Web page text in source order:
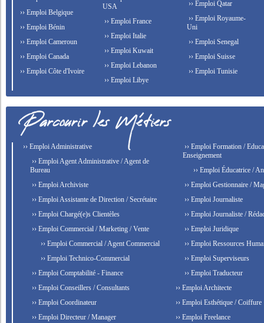
›› Emploi Belgique
›› Emploi Bénin
›› Emploi Cameroun
›› Emploi Canada
›› Emploi Côte d'Ivoire
USA
›› Emploi France
›› Emploi Italie
›› Emploi Kuwait
›› Emploi Lebanon
›› Emploi Libye
›› Emploi Qatar
›› Emploi Royaume-
Uni
›› Emploi Senegal
›› Emploi Suisse
›› Emploi Tunisie
›› Emploi Administrative
›› Emploi Agent Administrative / Agent de
Bureau
›› Emploi Archiviste
›› Emploi Assistante de Direction / Secrétaire
›› Emploi Chargé(e)s Clientèles
›› Emploi Commercial / Marketing / Vente
›› Emploi Commercial / Agent Commercial
›› Emploi Technico-Commercial
›› Emploi Comptabilité - Finance
›› Emploi Conseillers / Consultants
›› Emploi Coordinateur
›› Emploi Directeur / Manager
›› Emploi Formation /
Enseignement
›› Emploi Éducatrice /
›› Emploi Gestionnaire /
›› Emploi Journaliste
›› Emploi Journaliste /
›› Emploi Juridique
›› Emploi Ressources
›› Emploi Superviseurs
›› Emploi Traducteur
›› Emploi Architecte
›› Emploi Esthétique / Coiffure
›› Emploi Freelance